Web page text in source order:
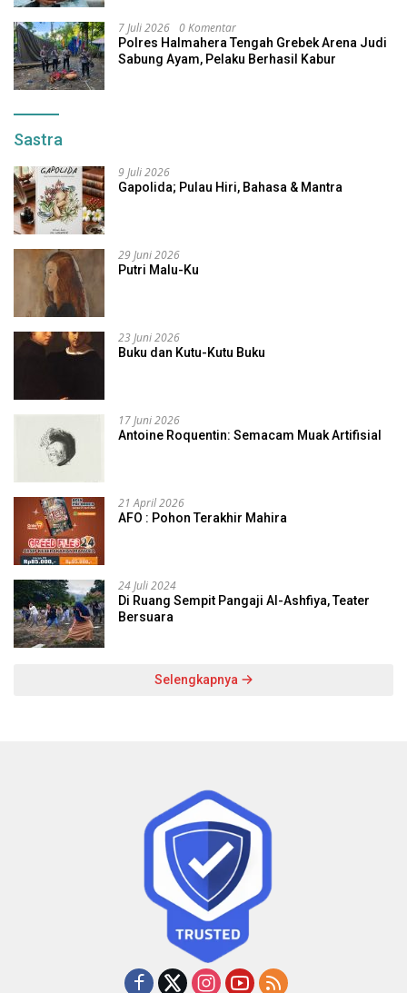
7 Juli 2026 0 Komentar
Polres Halmahera Tengah Grebek Arena Judi
Sabung Ayam, Pelaku Berhasil Kabur
Sastra
9 Juli 2026
Gapolida; Pulau Hiri, Bahasa & Mantra
29 Juni 2026
Putri Malu-Ku
23 Juni 2026
Buku dan Kutu-Kutu Buku
17 Juni 2026
Antoine Roquentin: Semacam Muak Artifisial
21 April 2026
AFO : Pohon Terakhir Mahira
24 Juli 2024
Di Ruang Sempit Pangaji Al-Ashfiya, Teater
Bersuara
Selengkapnya